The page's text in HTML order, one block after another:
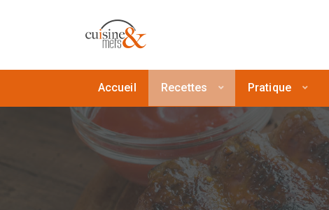
Accueil Recettes Pratique